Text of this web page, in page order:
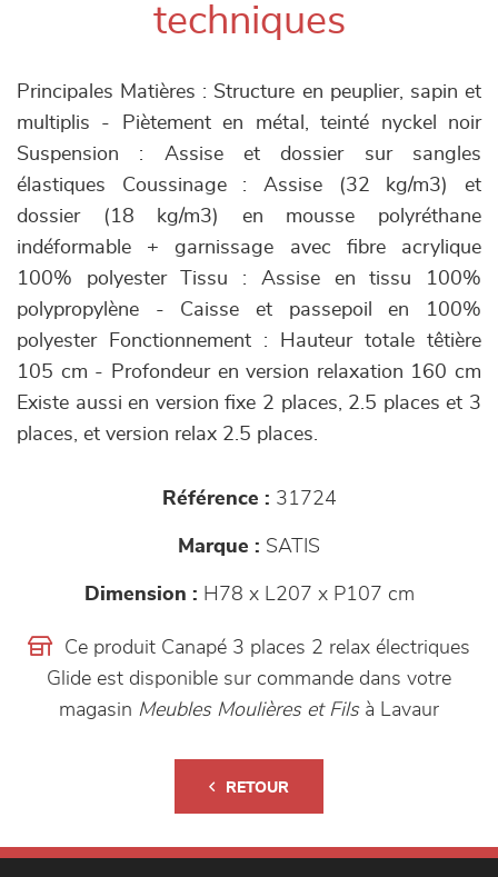
techniques
Principales Matières : Structure en peuplier, sapin et
multiplis - Piètement en métal, teinté nyckel noir
Suspension : Assise et dossier sur sangles
élastiques Coussinage : Assise (32 kg/m3) et
dossier (18 kg/m3) en mousse polyréthane
indéformable + garnissage avec fibre acrylique
100% polyester Tissu : Assise en tissu 100%
polypropylène - Caisse et passepoil en 100%
polyester Fonctionnement : Hauteur totale têtière
105 cm - Profondeur en version relaxation 160 cm
Existe aussi en version fixe 2 places, 2.5 places et 3
places, et version relax 2.5 places.
Référence : 31724
Marque : SATIS
Dimension : H78 x L207 x P107 cm
Ce produit Canapé 3 places 2 relax électriques
Glide est disponible sur commande dans votre
magasin Meubles Moulières et Filsà Lavaur
RETOUR